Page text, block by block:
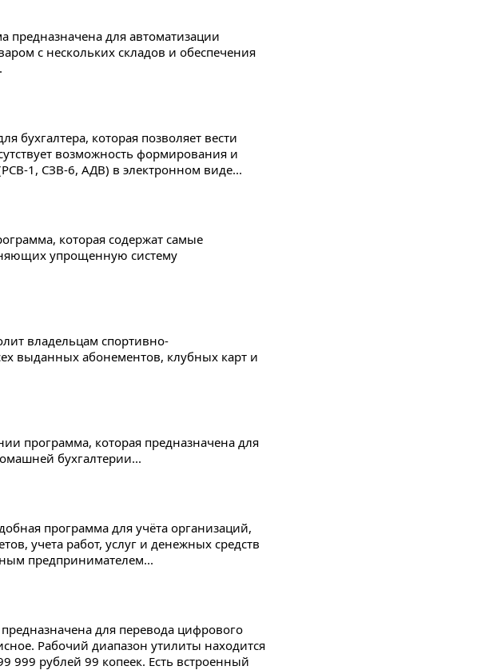
предназначена для автоматизации
с нескольких складов и обеспечения
бухгалтера, которая позволяет вести
возможность формирования и
1, СЗВ-6, АДВ) в электронном виде...
которая содержат самые
упрощенную систему
владельцам спортивно-
выданных абонементов, клубных карт и
программа, которая предназначена для
бухгалтерии...
программа для учёта организаций,
учета работ, услуг и денежных средств
предпринимателем...
для перевода цифрового
Рабочий диапазон утилиты находится
999 рублей 99 копеек. Есть встроенный